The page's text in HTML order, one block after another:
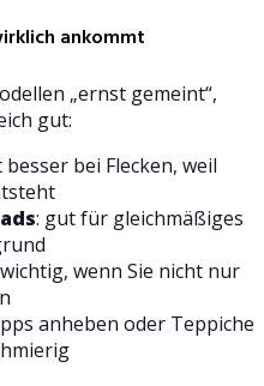
ankommt
„ernst gemeint“,
gut:
besser bei Flecken, weil
: gut für gleichmäßiges
wenn Sie nicht nur
anheben oder Teppiche